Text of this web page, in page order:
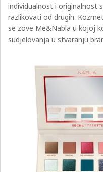
individualnost i originalnost
razlikovati od drugih.
se zove Me&Nabla u kojoj
sudjelovanja u stvaranju